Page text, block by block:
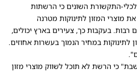
התקשורת השונים כי הרשתות
מוצרי המזון לתינוקות מטרנה
רבות. בעקבות כך, צעירים בארץ יכולים,
לתינוקות במחיר הנמוך בעשרות אחוזים.
כי הרשת לא תוכל לשווק מוצרי מזון